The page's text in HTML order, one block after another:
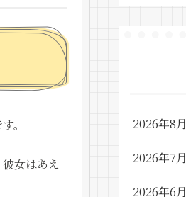
。
女はあえ
2026年8月
2026年7月
2026年6月